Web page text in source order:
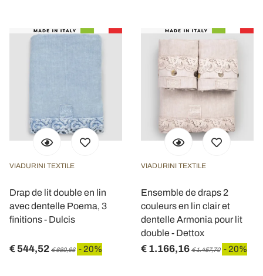
VIADURINI TEXTILE
Drap de lit double en lin
avec dentelle Poema, 3
finitions - Dulcis
€ 544,52 € 680,66 - 20%
VIADURINI TEXTILE
Ensemble de draps 2
couleurs en lin clair et
dentelle Armonia pour lit
double - Dettox
€ 1.166,16 € 1.457,70 - 20%